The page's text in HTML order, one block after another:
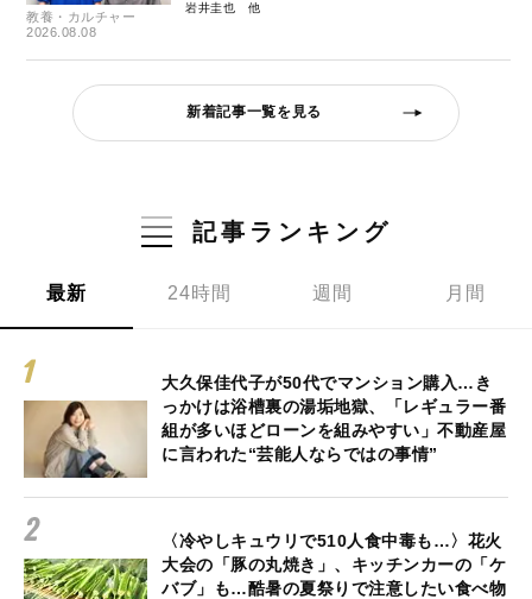
教養・カルチャー
2026.08.08
岩井圭也
新着記事一覧を見る
記事ランキング
最新 24時間 週間 月間
大久保佳代子が50代でマンション購入…き
っかけは浴槽裏の湯垢地獄、「レギュラー番
組が多いほどローンを組みやすい」不動産屋
に言われた“芸能人ならではの事情”
〈冷やしキュウリで510人食中毒も…〉花火
大会の「豚の丸焼き」、キッチンカーの「ケ
バブ」も…酷暑の夏祭りで注意したい食べ物